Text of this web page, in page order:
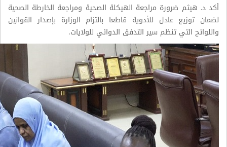
أكد د. هيثم ضرورة مراجعة الهيكلة الصحية ومراجعة الخارطة الصحية
لضمان توزيع عادل للأدوية قاطعا بالتزام الوزارة بإصدار القوانين
واللوائح التي تنظم سير التدفق الدوائي للولايات.